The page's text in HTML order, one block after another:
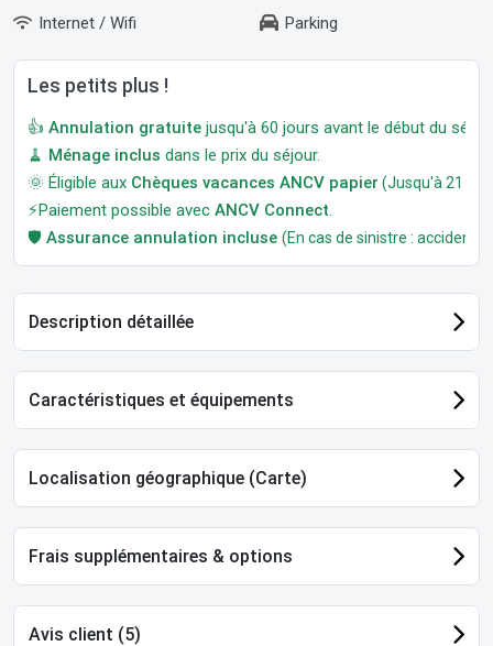
Internet / Wifi
Parking
Les petits plus !
👍 Annulation gratuite jusqu'à 60 jours avant le début du
🧹 Ménage inclus dans le prix du séjour.
🌞 Éligible aux Chèques vacances ANCV papier (Jusqu'à 21
⚡Paiement possible avec ANCV Connect.
🛡️ Assurance annulation incluse (En cas de sinistre : accident,
Description détaillée
Caractéristiques et équipements
Localisation géographique (Carte)
Frais supplémentaires & options
Avis client (5)